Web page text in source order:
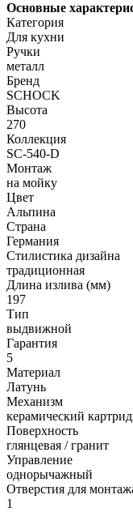
Основные
Категория
Для кухни
Ручки
металл
Бренд
SCHOCK
Высота
270
Коллекция
SC-540-D
Монтаж
на мойку
Цвет
Альпина
Страна
Германия
Стилистика дизайна
традиционная
Длина излива (мм)
197
Тип
выдвижной
Гарантия
5
Материал
Латунь
Механизм
керамический
Поверхность
глянцевая / гранит
Управление
однорычажный
Отверстия для
1